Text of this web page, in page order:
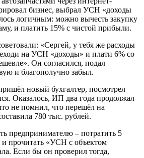
бизнес, выбрал УСН «доходы
логичным: можно вычесть закупку
и платить 15% с чистой прибыли.
«Сергей, у тебя же расходы
на УСН «доходы» и плати 6% со
Он согласился, подал
и благополучно забыл.
новый бухгалтер, посмотрел
Оказалось, ИП два года продолжал
не помнил, что перешёл на
780 тыс. рублей.
предпринимателю – потратить 5
прочитать «УСН с объектом
Если бы он проверил тогда,